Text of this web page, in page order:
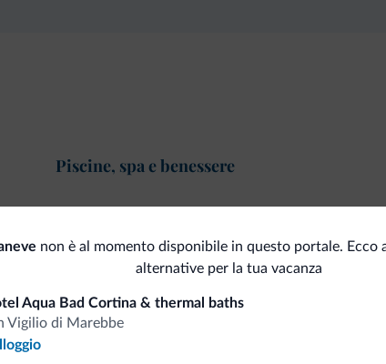
Piscine, spa e benessere
non è al momento disponibile in questo portale. Ecco
alternative per la tua vacanza
Aqua Bad Cortina & thermal baths
Vigilio di Marebbe